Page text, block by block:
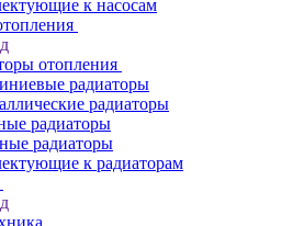
к насосам
отопления
радиаторы
радиаторы
радиаторы
радиаторы
к радиаторам